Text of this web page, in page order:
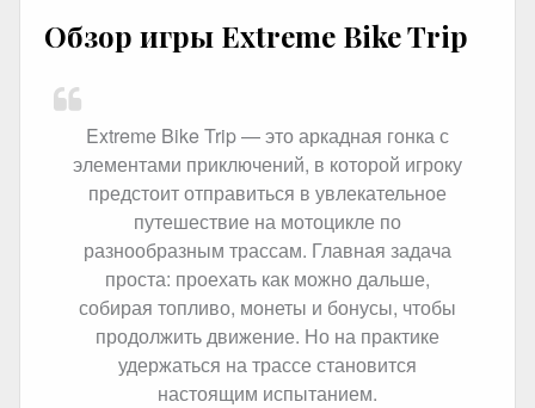
Обзор игры Extreme Bike Trip
Extreme Bike Trip — это аркадная гонка с
элементами приключений, в которой игроку
предстоит отправиться в увлекательное
путешествие на мотоцикле по
разнообразным трассам. Главная задача
проста: проехать как можно дальше,
собирая топливо, монеты и бонусы, чтобы
продолжить движение. Но на практике
удержаться на трассе становится
настоящим испытанием.